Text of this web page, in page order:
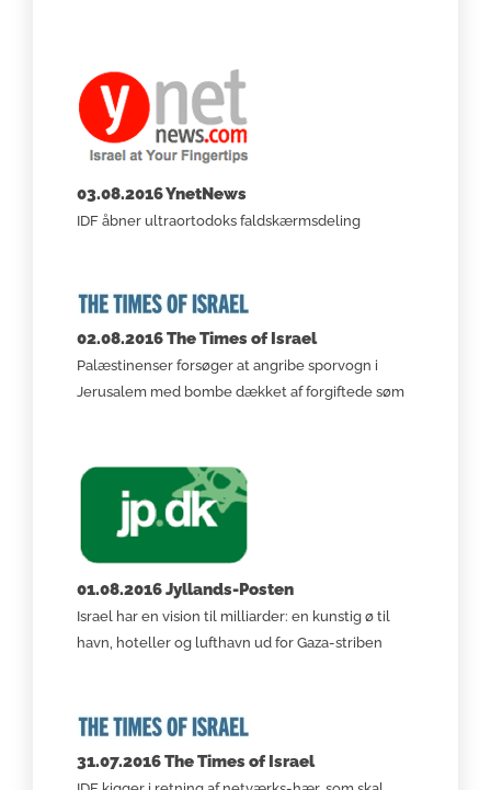
03.08.2016 YnetNews
IDF åbner ultraortodoks faldskærmsdeling
02.08.2016 The Times of Israel
Palæstinenser forsøger at angribe sporvogn i
Jerusalem med bombe dækket af forgiftede søm
01.08.2016 Jyllands-Posten
Israel har en vision til milliarder: en kunstig ø til
havn, hoteller og lufthavn ud for Gaza-striben
31.07.2016 The Times of Israel